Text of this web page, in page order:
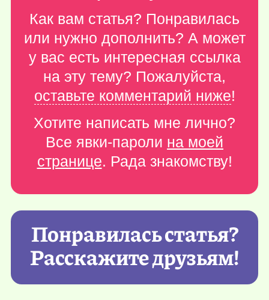
Как вам статья? Понравилась
или нужно дополнить? А может
у вас есть интересная ссылка
на эту тему? Пожалуйста,
оставьте комментарий ниже!
Хотите написать мне лично?
Все явки-пароли на моей
странице. Рада знакомству!
Понравилась статья?
Расскажите друзьям!